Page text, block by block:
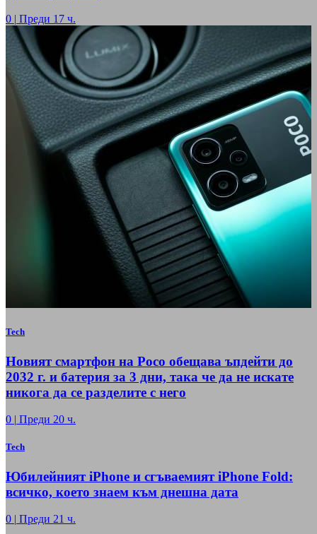
0 | Преди 17 ч.
Tech
Новият смартфон на Poco обещава ъпдейти до
2032 г. и батерия за 3 дни, така че да не искате
никога да се разделите с него
0 | Преди 20 ч.
Tech
Юбилейният iPhone и сгъваемият iPhone Fold:
всичко, което знаем към днешна дата
0 | Преди 21 ч.